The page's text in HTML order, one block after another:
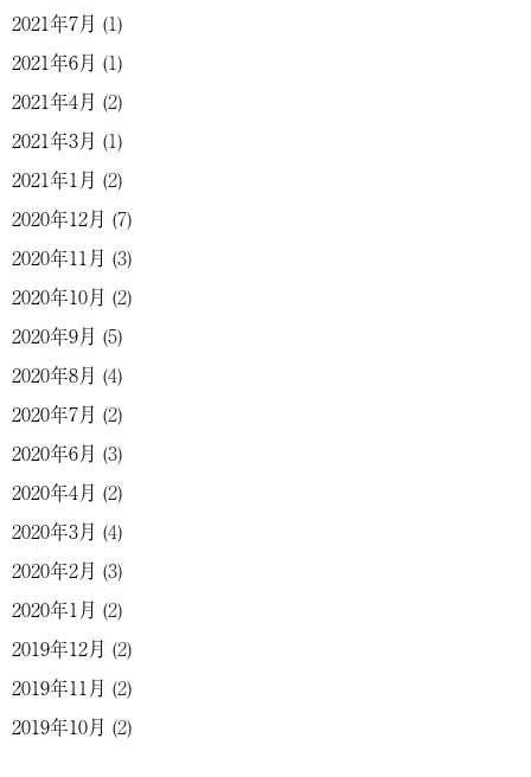
2021年7月 (1)
2021年6月 (1)
2021年4月 (2)
2021年3月 (1)
2021年1月 (2)
2020年12月 (7)
2020年11月 (3)
2020年10月 (2)
2020年9月 (5)
2020年8月 (4)
2020年7月 (2)
2020年6月 (3)
2020年4月 (2)
2020年3月 (4)
2020年2月 (3)
2020年1月 (2)
2019年12月 (2)
2019年11月 (2)
2019年10月 (2)